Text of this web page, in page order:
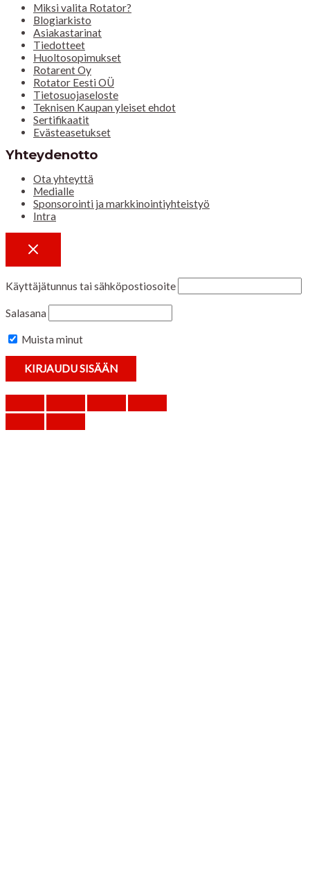
Miksi valita Rotator?
Blogiarkisto
Asiakastarinat
Tiedotteet
Huoltosopimukset
Rotarent Oy
Rotator Eesti OÜ
Tietosuojaseloste
Teknisen Kaupan yleiset ehdot
Sertifikaatit
Evästeasetukset
Yhteydenotto
Ota yhteyttä
Medialle
Sponsorointi ja markkinointiyhteistyö
Intra
Käyttäjätunnus tai sähköpostiosoite
Salasana
Muista minut